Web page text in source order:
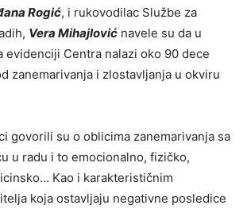
Rogić, i rukovodilac Službe za
Vera Mihajlović navele su da u
evidenciji Centra nalazi oko 90 dece
zanemarivanja i zlostavljanja u okviru
govorili su o oblicima zanemarivanja sa
u radu i to emocionalno, fizičko,
Kao i karakterističnim
koja ostavljaju negativne posledice